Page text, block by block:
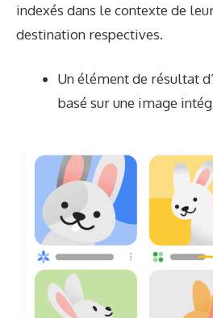
indexés dans le contexte de
destination respectives.
Un élément de résultat
basé sur une image